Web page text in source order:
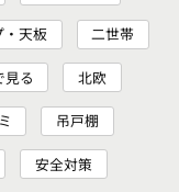
天板 二世帯
見る 北欧
吊戸棚
安全対策